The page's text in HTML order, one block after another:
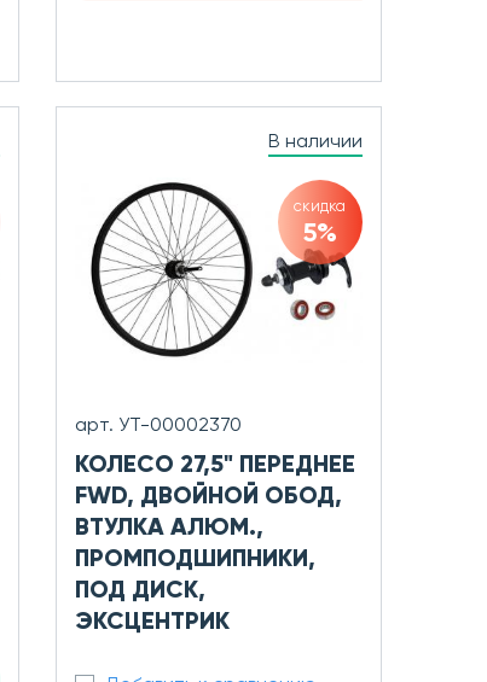
В наличии
скидка
5%
арт. УТ-00002370
КОЛЕСО 27,5" ПЕРЕДНЕЕ
FWD, ДВОЙНОЙ ОБОД,
ВТУЛКА АЛЮМ.,
ПРОМПОДШИПНИКИ,
ПОД ДИСК,
ЭКСЦЕНТРИК